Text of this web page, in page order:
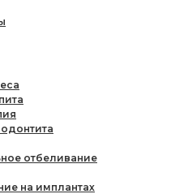
отбеливание
на имплантах